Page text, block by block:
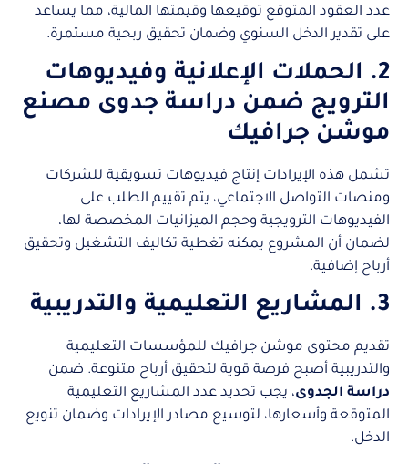
عدد العقود المتوقع توقيعها وقيمتها المالية، مما يساعد
على تقدير الدخل السنوي وضمان تحقيق ربحية مستمرة.
2. الحملات الإعلانية وفيديوهات
الترويج ضمن دراسة جدوى مصنع
موشن جرافيك
تشمل هذه الإيرادات إنتاج فيديوهات تسويقية للشركات
ومنصات التواصل الاجتماعي، يتم تقييم الطلب على
الفيديوهات الترويجية وحجم الميزانيات المخصصة لها،
لضمان أن المشروع يمكنه تغطية تكاليف التشغيل وتحقيق
أرباح إضافية.
3. المشاريع التعليمية والتدريبية
تقديم محتوى موشن جرافيك للمؤسسات التعليمية
والتدريبية أصبح فرصة قوية لتحقيق أرباح متنوعة. ضمن
دراسة الجدوى، يجب تحديد عدد المشاريع التعليمية
المتوقعة وأسعارها، لتوسيع مصادر الإيرادات وضمان تنويع
الدخل.